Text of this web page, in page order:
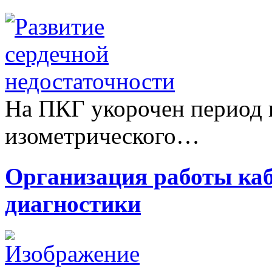
На ПКГ укорочен период
изометрического…
Организация работы
диагностики